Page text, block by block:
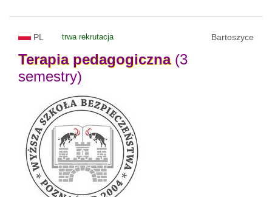
PL trwa rekrutacja Bartoszyce
Terapia pedagogiczna(3
semestry)